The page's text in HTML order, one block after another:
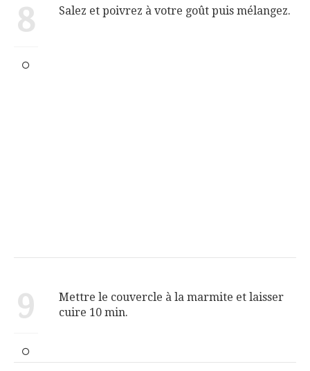
8 Salez et poivrez à votre goût puis mélangez.
9
Mettre le couvercle à la marmite et laisser
cuire 10 min.